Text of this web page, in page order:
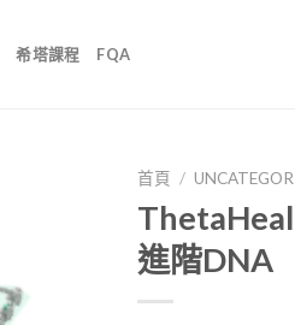
希塔課程 FQA
wishlist
首頁 /
進階DNA